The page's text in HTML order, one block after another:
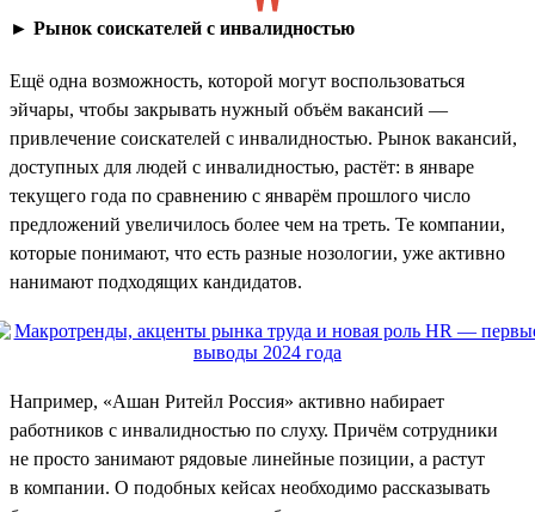
► Рынок соискателей с инвалидностью
Ещё одна возможность, которой могут воспользоваться
эйчары, чтобы закрывать нужный объём вакансий —
привлечение соискателей с инвалидностью. Рынок вакансий,
доступных для людей с инвалидностью, растёт: в январе
текущего года по сравнению с январём прошлого число
предложений увеличилось более чем на треть. Те компании,
которые понимают, что есть разные нозологии, уже активно
нанимают подходящих кандидатов.
Например, «Ашан Ритейл Россия» активно набирает
работников с инвалидностью по слуху. Причём сотрудники
не просто занимают рядовые линейные позиции, а растут
в компании. О подобных кейсах необходимо рассказывать